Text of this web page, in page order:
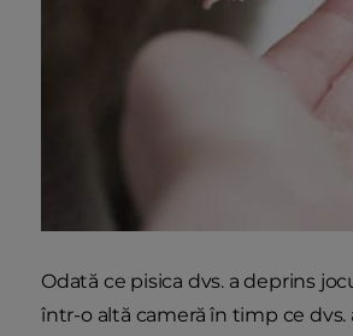
Odată ce pisica dvs. a deprins
într-o altă cameră în timp ce dvs.